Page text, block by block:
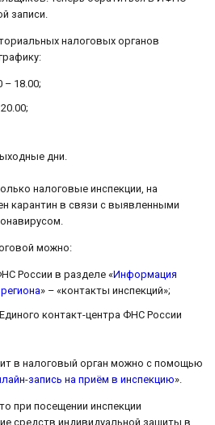
записи.
налоговых органов
– 18.00;
дни.
налоговые инспекции, на
карантин в связи с выявленными
можно:
России в разделе «Информация
» – «контакты инспекций»;
контакт-центра ФНС России
в налоговый орган можно с помощью
запись на приём в инспекцию».
при посещении инспекции
средств индивидуальной защиты в